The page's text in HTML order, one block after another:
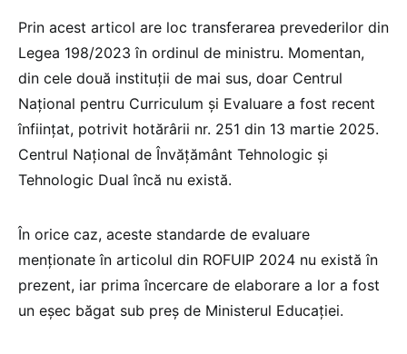
Prin acest articol are loc transferarea prevederilor din
Legea 198/2023 în ordinul de ministru. Momentan,
din cele două instituții de mai sus, doar Centrul
Naţional pentru Curriculum şi Evaluare a fost recent
înființat, potrivit hotărârii nr. 251 din 13 martie 2025.
Centrul Naţional de Învăţământ Tehnologic şi
Tehnologic Dual încă nu există.
În orice caz, aceste standarde de evaluare
menționate în articolul din ROFUIP 2024 nu există în
prezent, iar prima încercare de elaborare a lor a fost
un eșec băgat sub preș de Ministerul Educației.